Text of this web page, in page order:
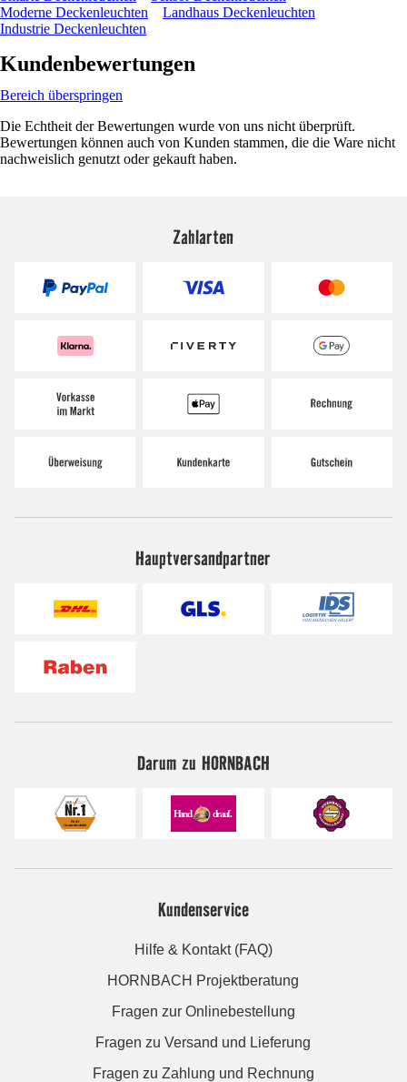
Moderne Deckenleuchten
Landhaus Deckenleuchten
Industrie Deckenleuchten
Kundenbewertungen
Bereich überspringen
Die Echtheit der Bewertungen wurde von uns nicht überprüft.
Bewertungen können auch von Kunden stammen, die die Ware nicht
nachweislich genutzt oder gekauft haben.
Zahlarten
Hauptversandpartner
Darum zu HORNBACH
Kundenservice
Hilfe & Kontakt (FAQ)
HORNBACH Projektberatung
Fragen zur Onlinebestellung
Fragen zu Versand und Lieferung
Fragen zu Zahlung und Rechnung